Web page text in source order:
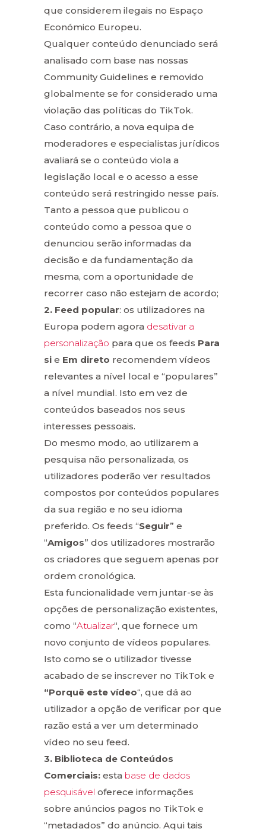
que considerem ilegais no Espaço
Económico Europeu.
Qualquer conteúdo denunciado será
analisado com base nas nossas
Community Guidelines e removido
globalmente se for considerado uma
violação das políticas do TikTok.
Caso contrário, a nova equipa de
moderadores e especialistas jurídicos
avaliará se o conteúdo viola a
legislação local e o acesso a esse
conteúdo será restringido nesse país.
Tanto a pessoa que publicou o
conteúdo como a pessoa que o
denunciou serão informadas da
decisão e da fundamentação da
mesma, com a oportunidade de
recorrer caso não estejam de acordo;
2. Feed popular: os utilizadores na
Europa podem agora desativar a
personalização para que os feeds Para
si e Em direto recomendem vídeos
relevantes a nível local e “populares”
a nível mundial. Isto em vez de
conteúdos baseados nos seus
interesses pessoais.
Do mesmo modo, ao utilizarem a
pesquisa não personalizada, os
utilizadores poderão ver resultados
compostos por conteúdos populares
da sua região e no seu idioma
preferido. Os feeds “Seguir” e
“Amigos” dos utilizadores mostrarão
os criadores que seguem apenas por
ordem cronológica.
Esta funcionalidade vem juntar-se às
opções de personalização existentes,
como “Atualizar“, que fornece um
novo conjunto de vídeos populares.
Isto como se o utilizador tivesse
acabado de se inscrever no TikTok e
“Porquê este vídeo“, que dá ao
utilizador a opção de verificar por que
razão está a ver um determinado
vídeo no seu feed.
3. Biblioteca de Conteúdos
Comerciais: esta base de dados
pesquisável oferece informações
sobre anúncios pagos no TikTok e
“metadados” do anúncio. Aqui tais